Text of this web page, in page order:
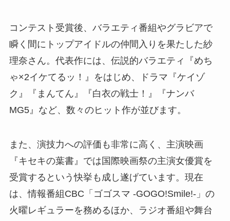
コンテスト受賞後、バラエティ番組やグラビアで
瞬く間にトップアイドルの仲間入りを果たした紗
理奈さん。代表作には、伝説的バラエティ『めち
ゃ×2イケてるッ！』をはじめ、ドラマ『ケイゾ
ク』『まんてん』『白衣の戦士！』『ナンバ
MG5』など、数々のヒット作が並びます。
また、演技力への評価も非常に高く、主演映画
『キセキの葉書』では国際映画祭の主演女優賞を
受賞するという快挙も成し遂げています。現在
は、情報番組CBC「ゴゴスマ -GOGO!Smile!-」の
火曜レギュラーを務めるほか、ラジオ番組や舞台